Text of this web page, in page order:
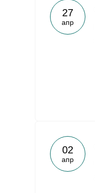
27
апр
02
апр